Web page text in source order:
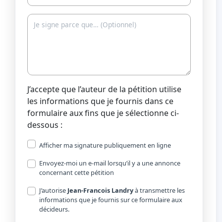
J’accepte que l’auteur de la pétition utilise
les informations que je fournis dans ce
formulaire aux fins que je sélectionne ci-
dessous :
Afficher ma signature publiquement en ligne
Envoyez-moi un e-mail lorsqu’il y a une annonce
concernant cette pétition
J’autorise Jean-Francois Landryà transmettre les
informations que je fournis sur ce formulaire aux
décideurs.